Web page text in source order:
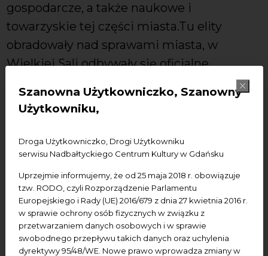
Szanowna Użytkowniczko, Szanowny
Użytkowniku,
Droga Użytkowniczko, Drogi Użytkowniku
serwisu Nadbałtyckiego Centrum Kultury w Gdańsku
Uprzejmie informujemy, że od 25 maja 2018 r. obowiązuje
tzw. RODO, czyli Rozporządzenie Parlamentu
Europejskiego i Rady (UE) 2016/679 z dnia 27 kwietnia 2016 r.
w sprawie ochrony osób fizycznych w związku z
przetwarzaniem danych osobowych i w sprawie
swobodnego przepływu takich danych oraz uchylenia
dyrektywy 95/48/WE. Nowe prawo wprowadza zmiany w
gospodarcze, a także naukowe i
towarzyskie tej części miasta.Tu elity
obradowały nad sprawami miasta, w
Wielkiej Sali odbywały się oficjalne
uroczystości, zaś wieczorami wydawano
bale i rauty. Z Ratuszem Staromiejskim
związany był sławny gdański uczony -
astronom Jan Heweliusz. Pełnił on funkcje
ławnika i pierwszego rajcy, a w ratuszowych
piwnicach składował wyprodukowane
przez siebie piwo.
Dzięki swej charakterystycznej sylwecie ratusz stanowi
istotny akcent urbanistyczny w krajobrazie Starego
Miasta. Pomimo wielu przebudów jego bryła nie